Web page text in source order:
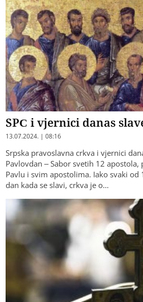
SPC i vjernici danas
13.07.2024. | 08:16
Srpska pravoslavna crkva i vjernici
Pavlovdan – Sabor svetih 12 apostola,
Pavlu i svim apostolima. Iako svaki od
dan kada se slavi, crkva je o…